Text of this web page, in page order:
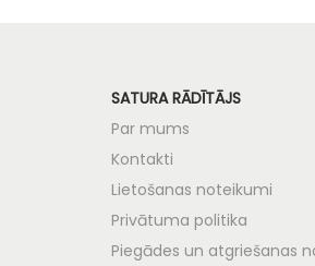
SATURA RĀDĪTĀJS
Par mums
Kontakti
Lietošanas noteikumi
Privātuma politika
Piegādes un atgriešanas